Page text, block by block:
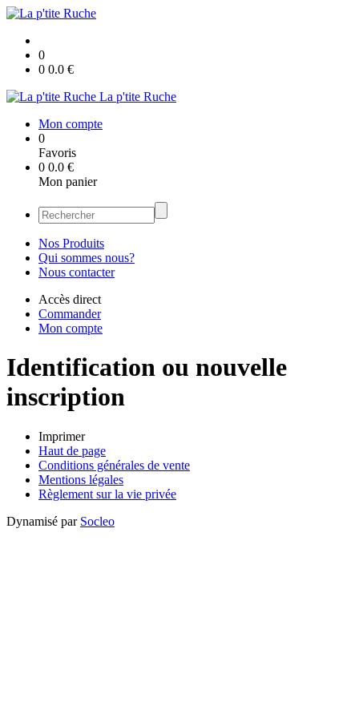
0
0 0.0 €
La p'tite Ruche
Mon compte
0
Favoris
0 0.0 €
Mon panier
Nos Produits
Qui sommes nous?
Nous contacter
Accès direct
Commander
Mon compte
Identification ou nouvelle
inscription
Imprimer
Haut de page
Conditions générales de vente
Mentions légales
Règlement sur la vie privée
Dynamisé par Socleo